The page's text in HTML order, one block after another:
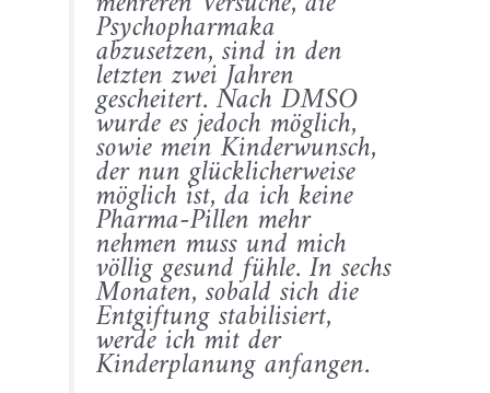
Psychopharmaka
abzusetzen, sind in den
letzten zwei Jahren
gescheitert. Nach DMSO
wurde es jedoch möglich,
sowie mein Kinderwunsch,
der nun glücklicherweise
möglich ist, da ich keine
Pharma-Pillen mehr
nehmen muss und mich
völlig gesund fühle. In sechs
Monaten, sobald sich die
Entgiftung stabilisiert,
werde ich mit der
Kinderplanung anfangen.